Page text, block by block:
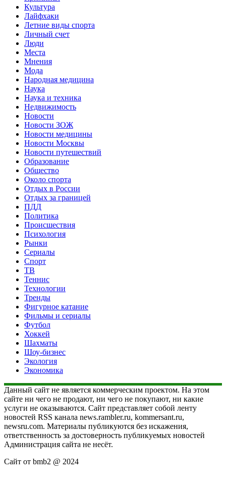
Культура
Лайфхаки
Летние виды спорта
Личный счет
Люди
Места
Мнения
Мода
Народная медицина
Наука
Наука и техника
Недвижимость
Новости
Новости ЗОЖ
Новости медицины
Новости Москвы
Новости путешествий
Образование
Общество
Около спорта
Отдых в России
Отдых за границей
ПДД
Политика
Происшествия
Психология
Рынки
Сериалы
Спорт
ТВ
Теннис
Технологии
Тренды
Фигурное катание
Фильмы и сериалы
Футбол
Хоккей
Шахматы
Шоу-бизнес
Экология
Экономика
Данный сайт не является коммерческим проектом. На этом
сайте ни чего не продают, ни чего не покупают, ни какие
услуги не оказываются. Сайт представляет собой ленту
новостей RSS канала news.rambler.ru, kommersant.ru,
newsru.com. Материалы публикуются без искажения,
ответственность за достоверность публикуемых новостей
Администрация сайта не несёт.
Сайт от bmb2 @ 2024